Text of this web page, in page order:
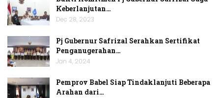
Keberlanjutan…
Dec 28, 2023
Pj Gubernur Safrizal Serahkan Sertifikat
Penganugerahan…
Jan 4, 2024
Pemprov Babel Siap Tindaklanjuti Beberapa
Arahan dari…